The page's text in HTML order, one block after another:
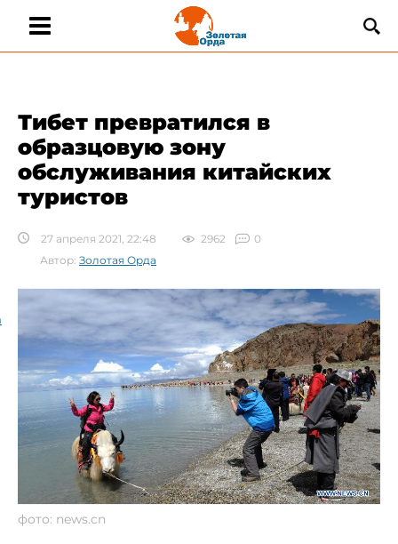
​Тибет превратился в
образцовую зону
обслуживания китайских
туристов
27 апреля 2021, 22:48 2962
0
Автор: Золотая Орда
фото: news.cn